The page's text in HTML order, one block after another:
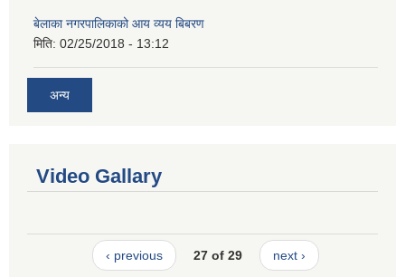
बेलाका नगरपालिकाको आय व्यय बिबरण
मिति: 02/25/2018 - 13:12
अन्य
Video Gallary
‹ previous 27 of 29 next ›